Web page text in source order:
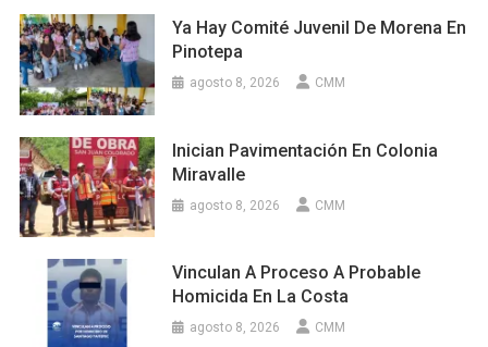
Ya Hay Comité Juvenil De Morena En
Pinotepa
agosto 8, 2026 CMM
Inician Pavimentación En Colonia
Miravalle
agosto 8, 2026 CMM
Vinculan A Proceso A Probable
Homicida En La Costa
agosto 8, 2026 CMM